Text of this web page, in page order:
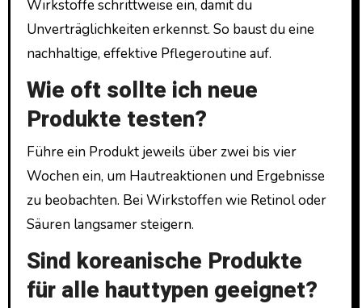
Wirkstoffe schrittweise ein, damit du
Unverträglichkeiten erkennst. So baust du eine
nachhaltige, effektive Pflegeroutine auf.
Wie oft sollte ich neue
Produkte testen?
Führe ein Produkt jeweils über zwei bis vier
Wochen ein, um Hautreaktionen und Ergebnisse
zu beobachten. Bei Wirkstoffen wie Retinol oder
Säuren langsamer steigern.
Sind koreanische Produkte
für alle hauttypen geeignet?